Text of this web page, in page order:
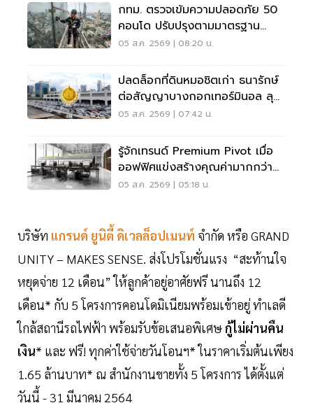
กทม. ตรวจเข้มความปลอดภัย 50
คอนโด ปรับปรุงตามมาตรฐาน
เคร่งครัด
05 ส.ค. 2569 | 08:20 น.
ปลดล็อกที่ดินหมอชิตเก่า ธนารักษ์
ต่อสัญญาบางกอกเทอร์มินอล ลุย
บิ๊กโปรเจ็กต์
05 ส.ค. 2569 | 07:42 น.
รู้จักเทรนด์ Premium Pivot เมื่อ
ออฟฟิศแข่งสร้างคุณค่ามากกว่า
ทำเล-ค่าเช่า
05 ส.ค. 2569 | 05:18 น.
บริษัท แกรนด์ ยูนิตี้ ดิเวลล็อปเมนท์ จำกัด หรือ GRAND
UNITY – MAKES SENSE. ส่งโปรโมชั่นแรง “สะท้านใจ
หยุดจ่าย 12 เดือน” ให้ลูกค้าอยู่อาศัยฟรี นานถึง 12
เดือน* กับ 5 โครงการคอนโดมิเนียมพร้อมเข้าอยู่ ทำเลดี
ใกล้สถานีรถไฟฟ้า พร้อมรับข้อเสนอพิเศษกู้ไม่ผ่านคืน
เงิน* และ ฟรี! ทุกค่าใช้จ่ายวันโอนฯ* ในราคาเริ่มต้นเพียง
1.65 ล้านบาท* ณ สำนักงานขายทั้ง 5 โครงการ ได้ตั้งแต่
วันนี้ - 31 มีนาคม 2564